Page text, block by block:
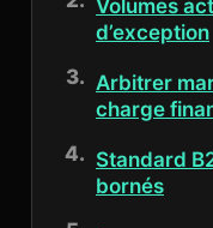
Volumes
d’exception
Arbitrer
charge
Standard
bornés